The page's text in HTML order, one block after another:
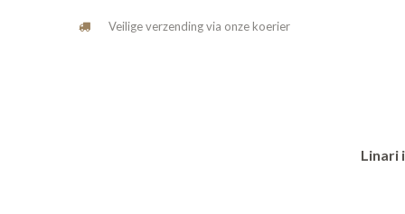
Veilige verzending via onze koerier
Linari